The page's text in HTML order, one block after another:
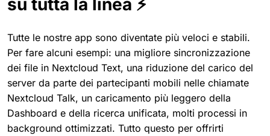
su tutta la linea ⚡
Tutte le nostre app sono diventate più veloci e stabili.
Per fare alcuni esempi: una migliore sincronizzazione
dei file in Nextcloud Text, una riduzione del carico del
server da parte dei partecipanti mobili nelle chiamate
Nextcloud Talk, un caricamento più leggero della
Dashboard e della ricerca unificata, molti processi in
background ottimizzati. Tutto questo per offrirti